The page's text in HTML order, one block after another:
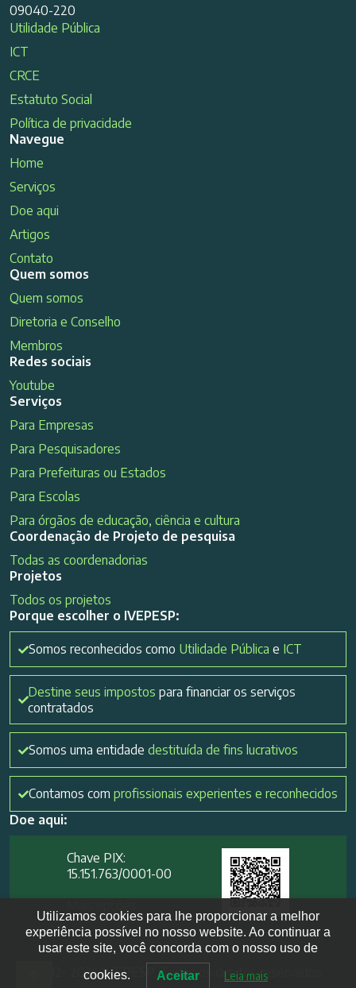
09040-220
Utilidade Pública
ICT
CRCE
Estatuto Social
Política de privacidade
Navegue
Home
Serviços
Doe aqui
Artigos
Contato
Quem somos
Quem somos
Diretoria e Conselho
Membros
Redes sociais
Youtube
Serviços
Para Empresas
Para Pesquisadores
Para Prefeituras ou Estados
Para Escolas
Para órgãos de educação, ciência e cultura
Coordenação de Projeto de pesquisa
Todas as coordenadorias
Projetos
Todos os projetos
Porque escolher o IVEPESP:
Somos reconhecidos como Utilidade Pública e ICT
Destine seus impostos para financiar os serviços
contratados
Somos uma entidade destituída de fins lucrativos
Contamos com profissionais experientes e reconhecidos
Doe aqui:
Chave PIX:
15.151.763/0001-00​
2012- 2026 IVEPESP. Todos os direitos reservados
Utilizamos cookies para lhe proporcionar a melhor
experiência possível no nosso website. Ao continuar a
usar este site, você concorda com o nosso uso de
cookies. Aceitar Leia mais